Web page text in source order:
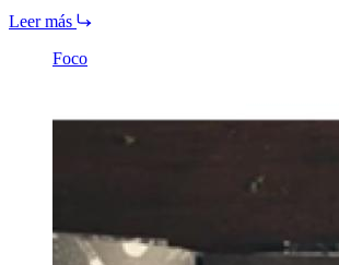
Leer más
Foco